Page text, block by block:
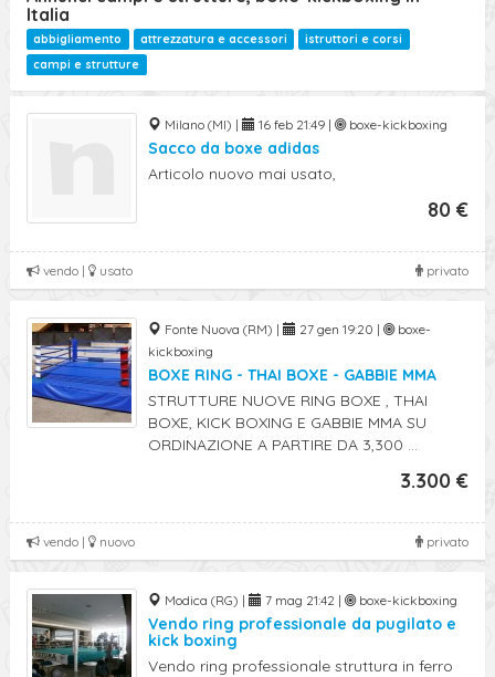
Italia
abbigliamento attrezzatura e accessori
istruttori e corsi
campi e strutture
Milano (MI) | 16 feb 21:49 | boxe-kickboxing
Sacco da boxe adidas
Articolo nuovo mai usato,
80 €
privato
vendo | usato
Fonte Nuova (RM) | 27 gen 19:20 |
boxe-
kickboxing
BOXE RING - THAI BOXE - GABBIE MMA
STRUTTURE NUOVE RING BOXE , THAI
BOXE, KICK BOXING E GABBIE MMA SU
ORDINAZIONE A PARTIRE DA 3,300 ...
3.300 €
privato
vendo | nuovo
Modica (RG) | 7 mag 21:42 | boxe-kickboxing
Vendo ring professionale da pugilato e
kick boxing
Vendo ring professionale struttura in ferro